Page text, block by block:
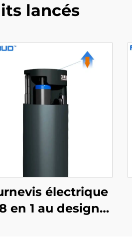
lancés
électrique
en 1 au design